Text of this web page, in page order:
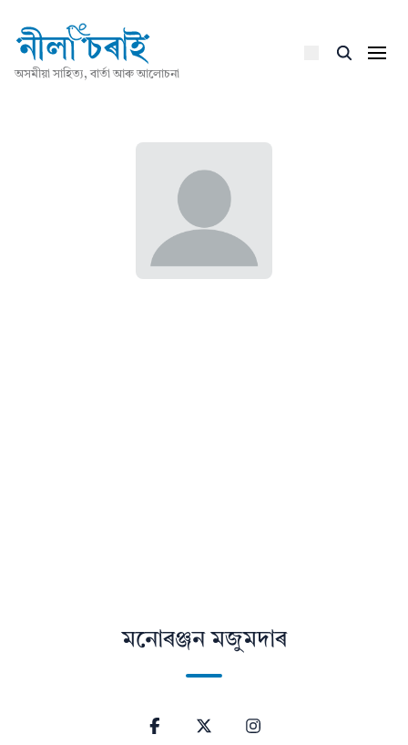
অসমীয়া সাহিত্য, বাৰ্তা আৰু আলোচনা
মনোৰঞ্জন মজুমদাৰ